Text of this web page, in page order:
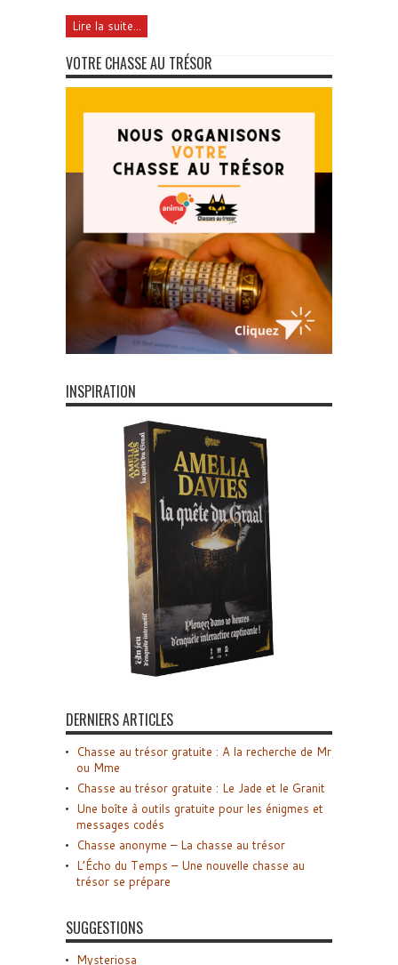
Lire la suite...
VOTRE CHASSE AU TRÉSOR
INSPIRATION
DERNIERS ARTICLES
Chasse au trésor gratuite : A la recherche de Mr
ou Mme
Chasse au trésor gratuite : Le Jade et le Granit
Une boîte à outils gratuite pour les énigmes et
messages codés
Chasse anonyme – La chasse au trésor
L’Écho du Temps – Une nouvelle chasse au
trésor se prépare
SUGGESTIONS
Mysteriosa